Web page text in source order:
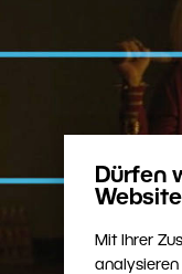
Dürfen
Mit Ihrer
analysieren